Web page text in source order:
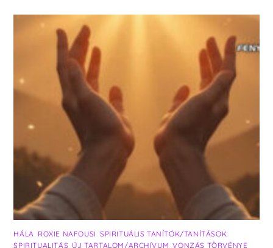
HÁLA ROXIE NAFOUSI SPIRITUÁLIS TANÍTÓK/TANÍTÁSOK
SPIRITUALITÁS ÚJ TARTALOM/ARCHÍVUM ,VONZÁS TÖRVÉNYE